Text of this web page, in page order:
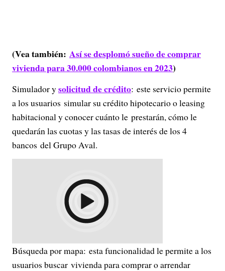
(Vea también: Así se desplomó sueño de comprar
vivienda para 30.000 colombianos en 2023)
Simulador ysolicitud de crédito: este servicio permite
a los usuarios simular su crédito hipotecario o leasing
habitacional y conocer cuánto le prestarán, cómo le
quedarán las cuotas y las tasas de interés de los 4
bancos del Grupo Aval.
Búsqueda por mapa: esta funcionalidad le permite a los
usuarios buscar vivienda para comprar o arrendar